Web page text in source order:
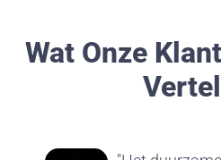
Wat Onze